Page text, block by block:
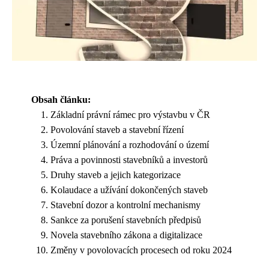
Obsah článku:
Základní právní rámec pro výstavbu v ČR
Povolování staveb a stavební řízení
Územní plánování a rozhodování o území
Práva a povinnosti stavebníků a investorů
Druhy staveb a jejich kategorizace
Kolaudace a užívání dokončených staveb
Stavební dozor a kontrolní mechanismy
Sankce za porušení stavebních předpisů
Novela stavebního zákona a digitalizace
Změny v povolovacích procesech od roku 2024